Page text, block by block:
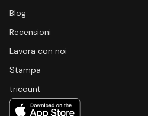
Blog
Recensioni
Lavora con noi
Stampa
tricount